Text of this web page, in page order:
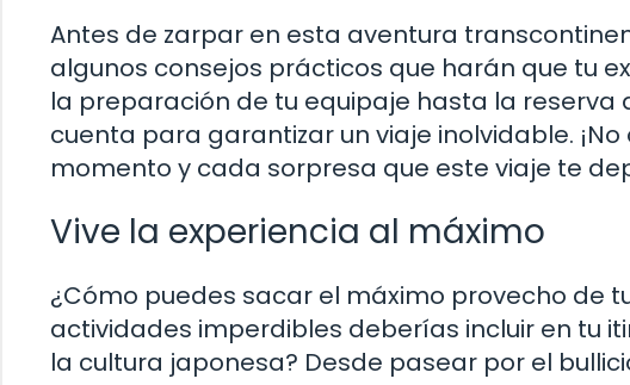
Antes de zarpar en esta aventura
algunos consejos prácticos que harán que tu
la preparación de tu equipaje hasta la reserva
cuenta para garantizar un viaje inolvidable.
momento y cada sorpresa que este viaje te
Vive la experiencia al máximo
¿Cómo puedes sacar el máximo provecho de
actividades imperdibles deberías incluir en tu
la cultura japonesa? Desde pasear por el